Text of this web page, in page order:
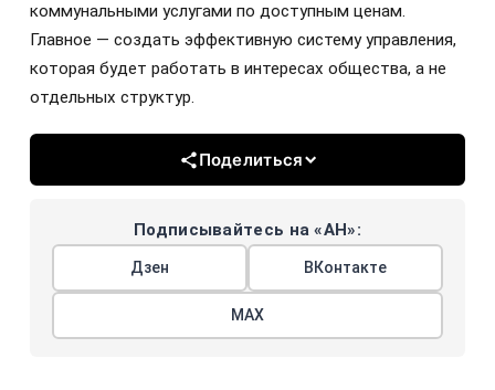
коммунальными услугами по доступным ценам.
Главное — создать эффективную систему управления,
которая будет работать в интересах общества, а не
отдельных структур.
Поделиться
Подписывайтесь на «АН»:
Дзен ВКонтакте
МАХ